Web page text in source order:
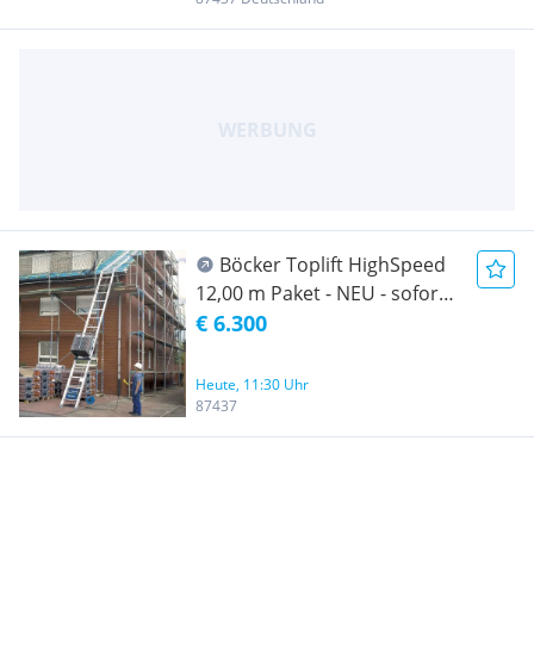
Böcker Toplift HighSpeed
12,00 m Paket - NEU - sofort
verfügbar
€ 6.300
Heute, 11:30 Uhr
87437